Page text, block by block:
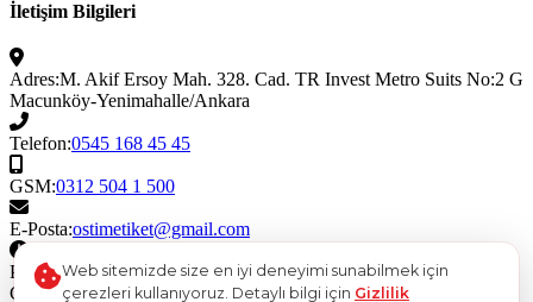
İletişim Bilgileri
Adres:M. Akif Ersoy Mah. 328. Cad. TR Invest Metro Suits No:2 G
Macunköy-Yenimahalle/Ankara
Telefon:0545 168 45 45
GSM:0312 504 1 500
E-Posta:ostimetiket@gmail.com
Pazartesi - Cuma08:30 - 18:30
Cumartesi08:30 - 17:00
Web sitemizde size en iyi deneyimi sunabilmek için
çerezleri kullanıyoruz. Detaylı bilgi için Gizlilik